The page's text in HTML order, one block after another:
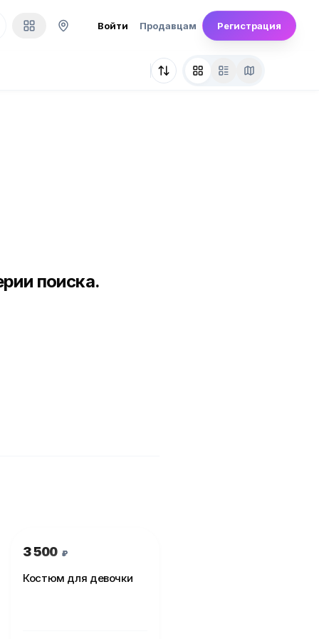
Войти Продавцам Регистрация
поиска.
3 500 ₽
Костюм для девочки